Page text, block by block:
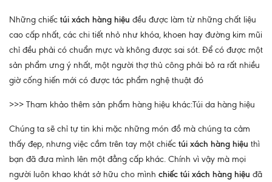
Những chiếc túi xách hàng hiệu đều được làm từ những chất liệu
cao cấp nhất, các chi tiết nhỏ như khóa, khoen hay đường kim mũi
chỉ đều phải có chuẩn mực và không được sai sót. Để có được một
sản phẩm ưng ý nhất, một người thợ thủ công phải bỏ ra rất nhiều
giờ cống hiến mới có được tác phẩm nghệ thuật đó
>>> Tham khảo thêm sản phẩm hàng hiệu khác:Túi da hàng hiệu
Chúng ta sẽ chỉ tự tin khi mặc những món đồ mà chúng ta cảm
thấy đẹp, nhưng việc cầm trên tay một chiếc túi xách hàng hiệu thì
bạn đã đưa mình lên một đẳng cấp khác. Chính vì vậy mà mọi
người luôn khao khát sở hữu cho mình chiếc túi xách hàng hiệu đã